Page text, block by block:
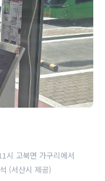
시 고북면 가구리에서
(서산시 제공)